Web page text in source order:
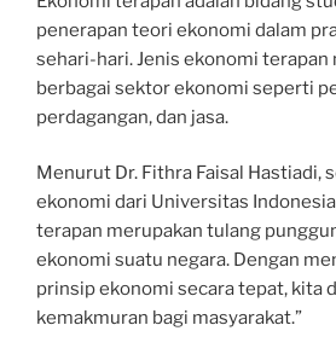
penerapan teori ekonomi dalam
sehari-hari. Jenis ekonomi terapan
berbagai sektor ekonomi seperti
perdagangan, dan jasa.
Menurut Dr. Fithra Faisal Hastiadi,
ekonomi dari Universitas
terapan merupakan tulang
ekonomi suatu negara. Dengan
prinsip ekonomi secara tepat, kita
kemakmuran bagi masyarakat.”